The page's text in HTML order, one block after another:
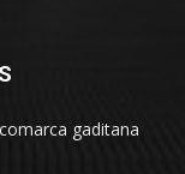
gaditana